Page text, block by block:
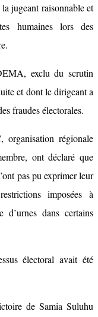
jugeant raisonnable et
humaines lors des
exclu du scrutin
et dont le dirigeant a
fraudes électorales.
organisation régionale
ont déclaré que
pas pu exprimer leur
imposées à
d’urnes dans certains
électoral avait été
de Samia Suluhu